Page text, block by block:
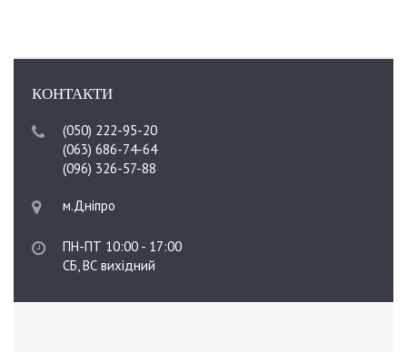
КОНТАКТИ
(050) 222-95-20
(063) 686-74-64
(096) 326-57-88
м.Дніпро
ПН-ПТ 10:00 - 17:00
СБ, ВС вихідний